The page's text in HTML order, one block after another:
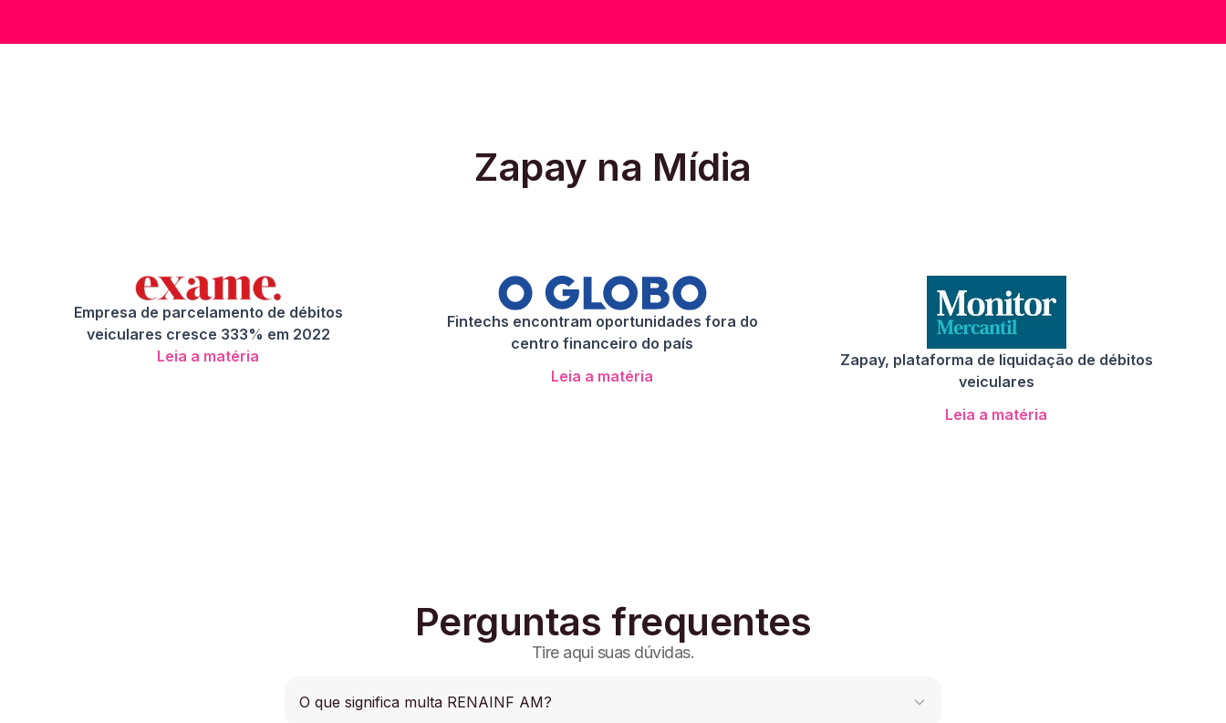
Zapay na Mídia
Empresa de parcelamento de débitos
veiculares cresce 333% em 2022
Leia a matéria
Fintechs encontram oportunidades fora do
centro financeiro do país
Leia a matéria
Zapay, plataforma de liquidação de débitos
veiculares
Leia a matéria
Perguntas frequentes
Tire aqui suas dúvidas.
O que significa multa RENAINF AM?